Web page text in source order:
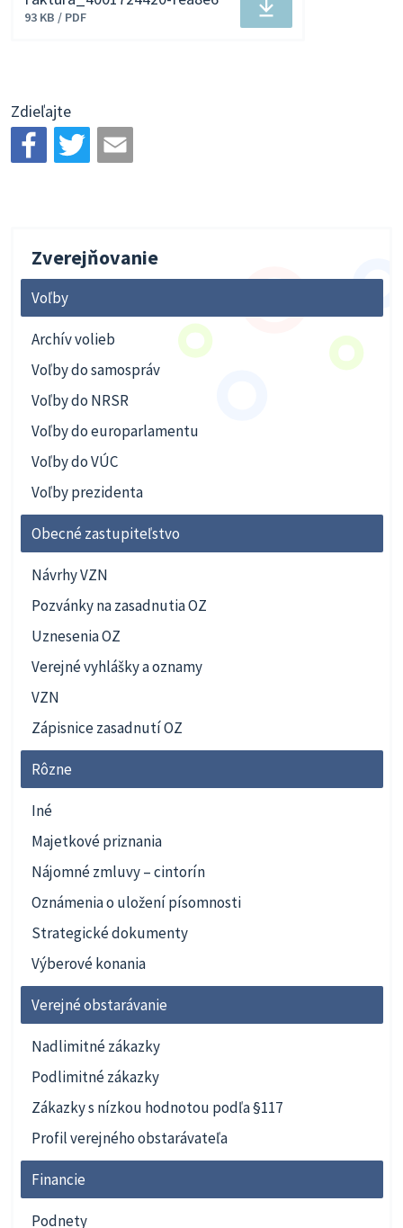
Stiahnuť
93 KB / PDF
Zdieľajte
Zverejňovanie
Voľby
Archív volieb
Voľby do samospráv
Voľby do NRSR
Voľby do europarlamentu
Voľby do VÚC
Voľby prezidenta
Obecné zastupiteľstvo
Návrhy VZN
Pozvánky na zasadnutia OZ
Uznesenia OZ
Verejné vyhlášky a oznamy
VZN
Zápisnice zasadnutí OZ
Rôzne
Iné
Majetkové priznania
Nájomné zmluvy – cintorín
Oznámenia o uložení písomnosti
Strategické dokumenty
Výberové konania
Verejné obstarávanie
Nadlimitné zákazky
Podlimitné zákazky
Zákazky s nízkou hodnotou podľa §117
Profil verejného obstarávateľa
Financie
Podnety